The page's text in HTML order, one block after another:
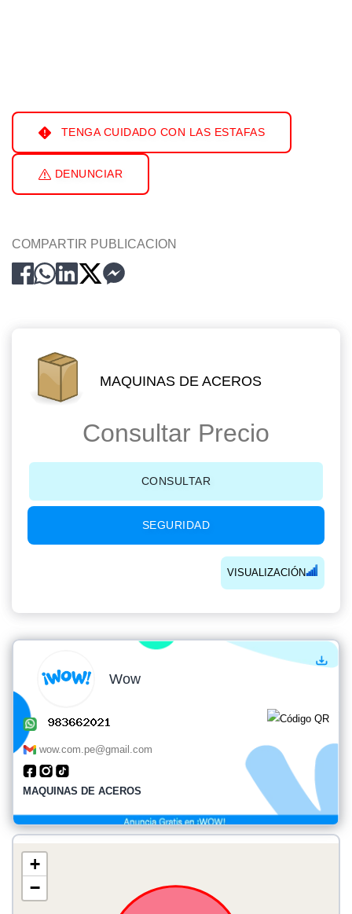
TENGA CUIDADO CON LAS ESTAFAS
DENUNCIAR
COMPARTIR PUBLICACION
MAQUINAS DE ACEROS
Consultar Precio
CONSULTAR
SEGURIDAD
VISUALIZACIÓN
Wow
wow.com.pe@gmail.com
MAQUINAS DE ACEROS
+
−